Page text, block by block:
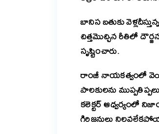
బానిస బతుకు
చిత్తమొచ్చిన రీతిలో
సృష్టించారు.
రాంజీ నాయకత్వంలో
పాలకులనుముప్పతిప్పలు
కలెక్టర్ ఆధ్వర్యంలో
గిరిజనులు